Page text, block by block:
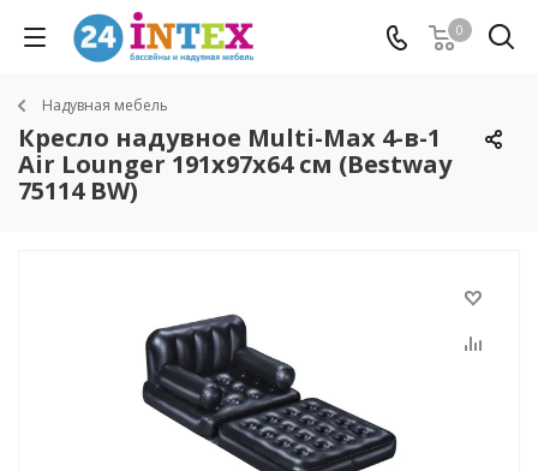
0
Надувная мебель
Кресло надувное Multi-Max 4-в-1
Air Lounger 191x97x64 см (Bestway
75114 BW)